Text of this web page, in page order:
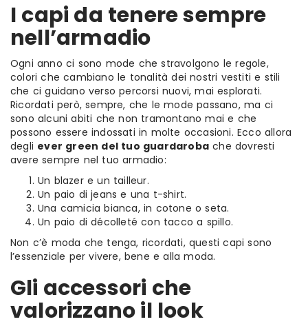
I capi da tenere sempre
nell’armadio
Ogni anno ci sono mode che stravolgono le regole,
colori che cambiano le tonalità dei nostri vestiti e stili
che ci guidano verso percorsi nuovi, mai esplorati.
Ricordati però, sempre, che le mode passano, ma ci
sono alcuni abiti che non tramontano mai e che
possono essere indossati in molte occasioni. Ecco allora
degli ever green del tuo guardaroba che dovresti
avere sempre nel tuo armadio:
Un blazer e un tailleur.
Un paio di jeans e una t-shirt.
Una camicia bianca, in cotone o seta.
Un paio di décolleté con tacco a spillo.
Non c’è moda che tenga, ricordati, questi capi sono
l’essenziale per vivere, bene e alla moda.
Gli accessori che
valorizzano il look